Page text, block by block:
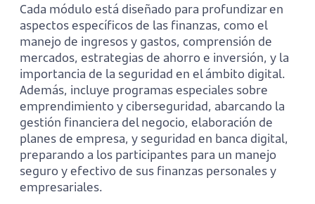
Cada módulo está diseñado para profundizar en
aspectos específicos de las finanzas, como el
manejo de ingresos y gastos, comprensión de
mercados, estrategias de ahorro e inversión, y la
importancia de la seguridad en el ámbito digital.
Además, incluye programas especiales sobre
emprendimiento y ciberseguridad, abarcando la
gestión financiera del negocio, elaboración de
planes de empresa, y seguridad en banca digital,
preparando a los participantes para un manejo
seguro y efectivo de sus finanzas personales y
empresariales.